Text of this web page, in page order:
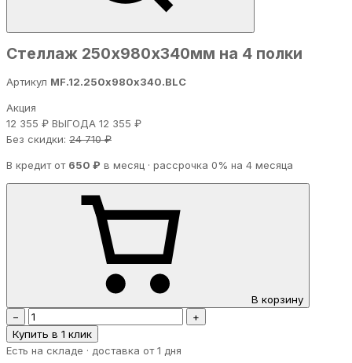
Стеллаж 250х980х340мм на 4 полки
Артикул MF.12.250х980х340.BLC
Акция
12 355 ₽ ВЫГОДА 12 355 ₽
Без скидки: 24 710 ₽
В кредит от 650 ₽ в месяц · рассрочка 0% на 4 месяца
В корзину
−
+
Купить в 1 клик
Есть на складе · доставка от 1 дня